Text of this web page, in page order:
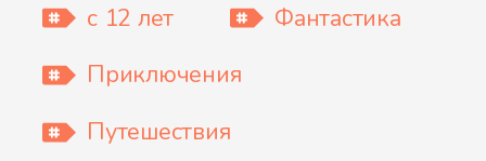
Файл 12
с 12 лет
Фантастика
Приключения
Путешествия